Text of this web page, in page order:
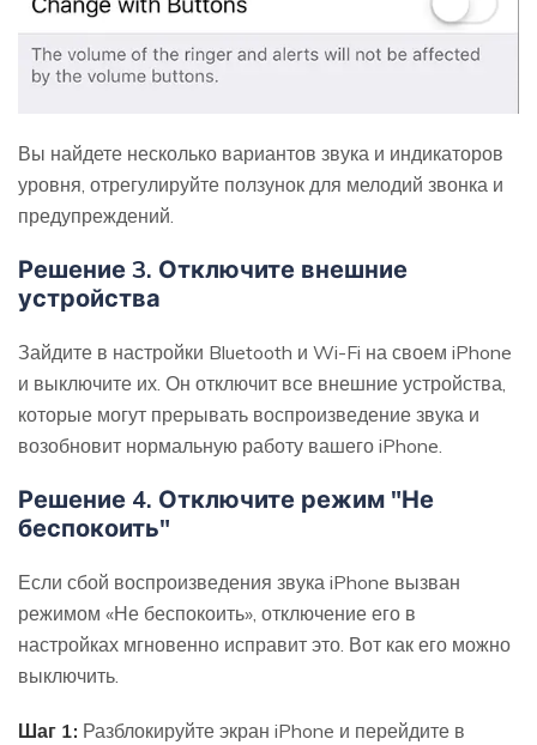
Вы найдете несколько вариантов звука и индикаторов
уровня, отрегулируйте ползунок для мелодий звонка и
предупреждений.
Решение 3. Отключите внешние
устройства
Зайдите в настройки Bluetooth и Wi-Fi на своем iPhone
и выключите их. Он отключит все внешние устройства,
которые могут прерывать воспроизведение звука и
возобновит нормальную работу вашего iPhone.
Решение 4. Отключите режим "Не
беспокоить"
Если сбой воспроизведения звука iPhone вызван
режимом «Не беспокоить», отключение его в
настройках мгновенно исправит это. Вот как его можно
выключить.
Шаг 1: Разблокируйте экран iPhone и перейдите в